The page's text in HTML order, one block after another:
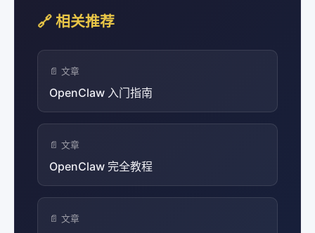
🔗 相关推荐
📄 文章
OpenClaw 入门指南
📄 文章
OpenClaw 完全教程
📄 文章